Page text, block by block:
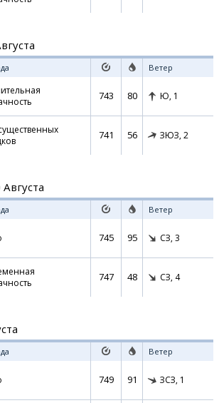
Ветер
743 80 Ю, 1
741 56 ЗЮЗ, 2
Августа
Ветер
745 95 СЗ, 3
747 48 СЗ, 4
Ветер
749 91 ЗСЗ, 1